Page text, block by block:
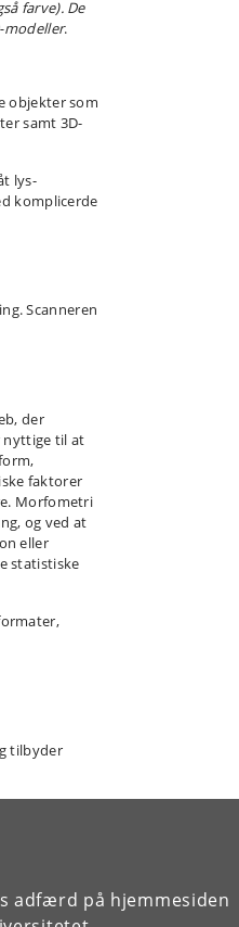
adfærd på hjemmesiden
farve). De
modeller.
objekter som
samt 3D-
lys-
komplicerde
Scanneren
der
nyttige til at
faktorer
Morfometri
og ved at
eller
statistiske
tilbyder